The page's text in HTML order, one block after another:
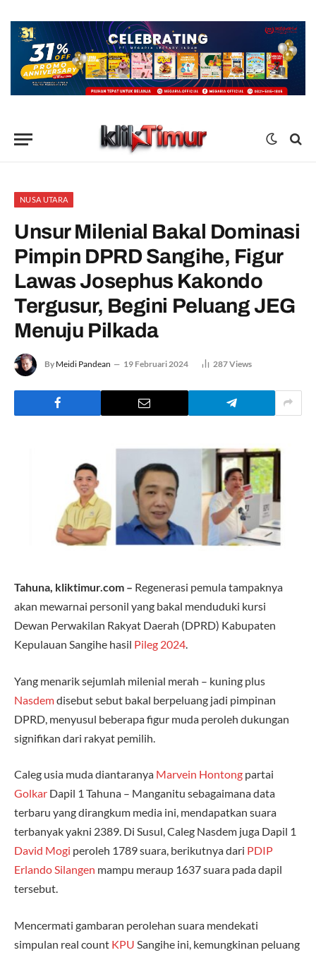
NUSA UTARA
Unsur Milenial Bakal Dominasi
Pimpin DPRD Sangihe, Figur
Lawas Josephus Kakondo
Tergusur, Begini Peluang JEG
Menuju Pilkada
By Meidi Pandean 19 Februari 2024 287Views
Tahuna, kliktimur.com – Regenerasi pemula tampaknya
akan mewarnai personil yang bakal menduduki kursi
Dewan Perwakilan Rakyat Daerah (DPRD) Kabupaten
Kepulauan Sangihe hasil Pileg 2024.
Yang menarik sejumlah milenial merah – kuning plus
Nasdemdisebut sebut bakal berpeluang jadi pimpinan
DPRD, menyusul beberapa figur muda peroleh dukungan
signifikan dari rakyat pemilih.
Caleg usia muda diantaranya Marvein Hontong partai
Golkar Dapil 1 Tahuna – Manganitu sebagaimana data
terbaru yang dirangkum media ini, mendapatkan suara
terbanyak yakni 2389. Di Susul, Caleg Nasdem juga Dapil 1
David Mogi peroleh 1789 suara, berikutnya dari PDIP
Erlando Silangen mampu meraup 1637 suara pada dapil
tersebut.
Mencermati gambaran perolehan suara mendekati
simpulan real count KPU Sangihe ini, kemungkinan peluang